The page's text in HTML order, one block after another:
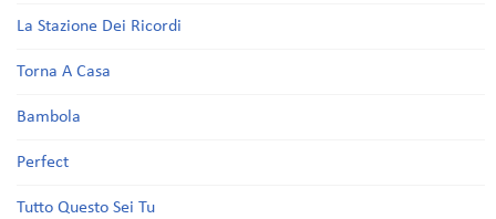
La Stazione Dei Ricordi
Torna A Casa
Bambola
Perfect
Tutto Questo Sei Tu